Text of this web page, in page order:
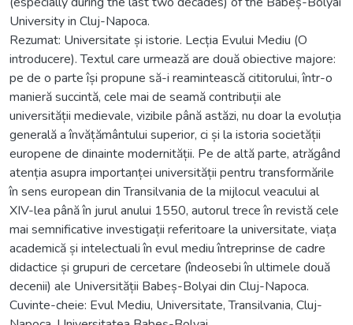
University in Cluj-Napoca.
Rezumat: Universitate și istorie. Lecția Evului Mediu (O
introducere). Textul care urmează are două obiective majore:
pe de o parte își propune să-i reamintească cititorului, într-o
manieră succintă, cele mai de seamă contribuții ale
universității medievale, vizibile până astăzi, nu doar la evoluția
generală a învățământului superior, ci și la istoria societății
europene de dinainte modernității. Pe de altă parte, atrăgând
atenția asupra importanței universității pentru transformările
în sens european din Transilvania de la mijlocul veacului al
XIV-lea până în jurul anului 1550, autorul trece în revistă cele
mai semnificative investigații referitoare la universitate, viața
academică și intelectuali în evul mediu întreprinse de cadre
didactice și grupuri de cercetare (îndeosebi în ultimele două
decenii) ale Universității Babeș-Bolyai din Cluj-Napoca.
Cuvinte-cheie: Evul Mediu, Universitate, Transilvania, Cluj-